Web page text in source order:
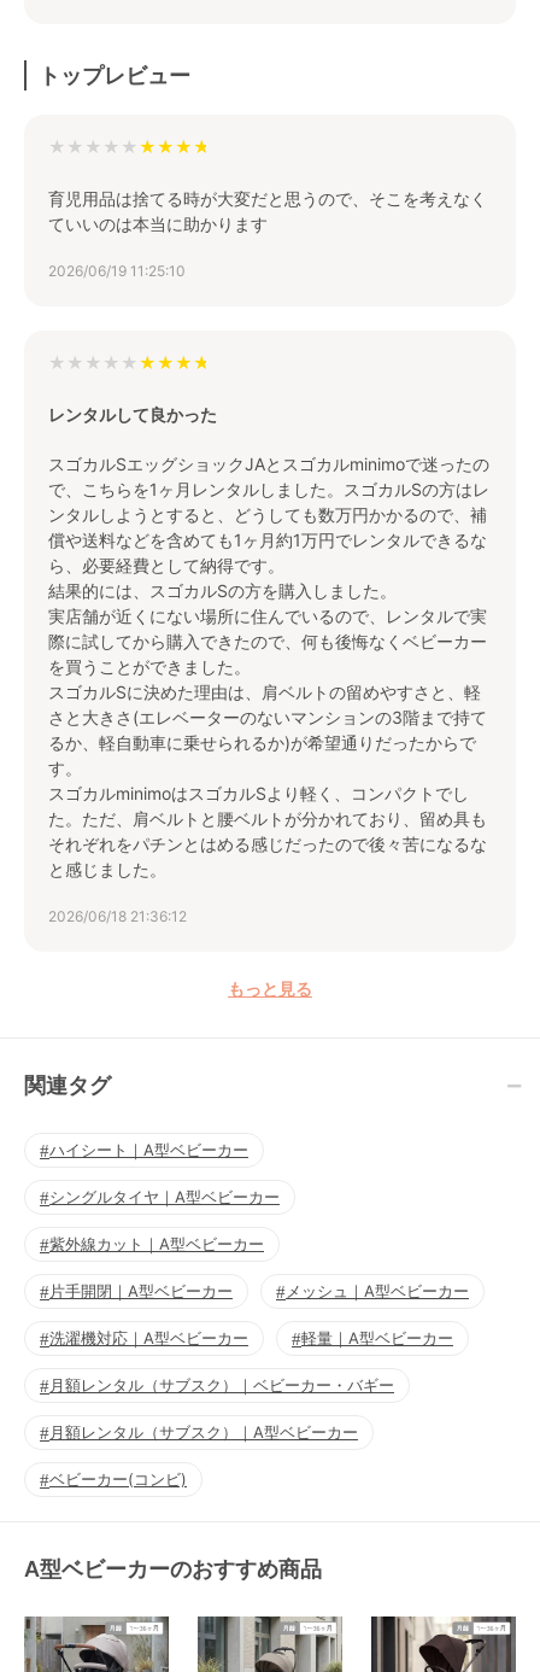
トップレビュー
★★★★★
育児用品は捨てる時が大変だと思うので、そこを考えなく
ていいのは本当に助かります
2026/06/19 11:25:10
★★★★★
レンタルして良かった
スゴカルSエッグショックJAとスゴカルminimoで迷ったの
で、こちらを1ヶ月レンタルしました。スゴカルSの方はレ
ンタルしようとすると、どうしても数万円かかるので、補
償や送料などを含めても1ヶ月約1万円でレンタルできるな
ら、必要経費として納得です。
結果的には、スゴカルSの方を購入しました。
実店舗が近くにない場所に住んでいるので、レンタルで実
際に試してから購入できたので、何も後悔なくベビーカー
を買うことができました。
スゴカルSに決めた理由は、肩ベルトの留めやすさと、軽
さと大きさ(エレベーターのないマンションの3階まで持て
るか、軽自動車に乗せられるか)が希望通りだったからで
す。
スゴカルminimoはスゴカルSより軽く、コンパクトでし
た。ただ、肩ベルトと腰ベルトが分かれており、留め具も
それぞれをパチンとはめる感じだったので後々苦になるな
と感じました。
2026/06/18 21:36:12
もっと見る
関連タグ
ハイシート｜A型ベビーカー
シングルタイヤ｜A型ベビーカー
紫外線カット｜A型ベビーカー
片手開閉｜A型ベビーカー メッシュ｜A型ベビーカー
洗濯機対応｜A型ベビーカー 軽量｜A型ベビーカー
月額レンタル（サブスク）｜ベビーカー・バギー
月額レンタル（サブスク）｜A型ベビーカー
ベビーカー(コンビ)
A型ベビーカーのおすすめ商品